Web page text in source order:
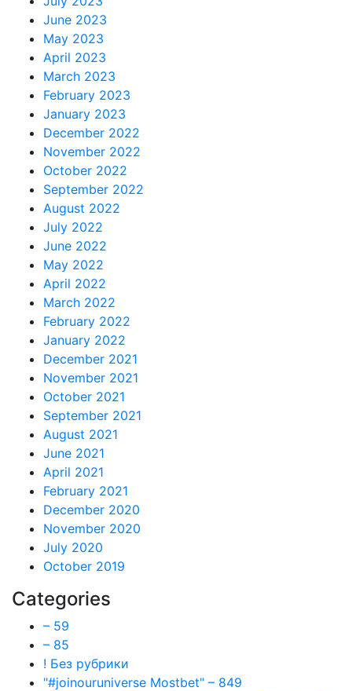
June 2023
May 2023
April 2023
March 2023
February 2023
January 2023
December 2022
November 2022
October 2022
September 2022
August 2022
July 2022
June 2022
May 2022
April 2022
March 2022
February 2022
January 2022
December 2021
November 2021
October 2021
September 2021
August 2021
June 2021
April 2021
February 2021
December 2020
November 2020
July 2020
October 2019
Categories
– 59
– 85
! Без рубрики
"#joinouruniverse Mostbet" – 849